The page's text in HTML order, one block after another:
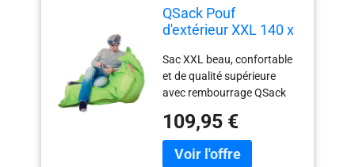
QSack Pouf
d'extérieur XXL 140 x
Sac XXL beau, confortable
et de qualité supérieure
avec rembourrage QSack
l'extérieur et l'intérieur,
convient pour environ 140 x
180 cm. Housse en
109,95 €